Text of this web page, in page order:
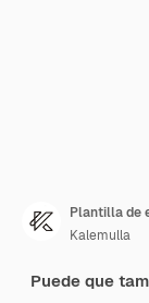
Plantilla de
Kalemulla
Puede que